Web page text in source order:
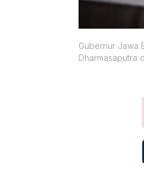
Gubernur Jawa
Dharmasaputra